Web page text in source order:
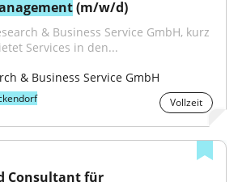
(m/w/d)
& Business Service GmbH, kurz
Services in den...
& Business Service GmbH
Vollzeit